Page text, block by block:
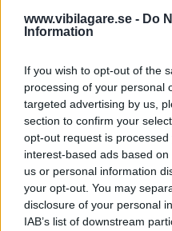
www.vibilagare.se - Do
Information
If you wish to opt-out of the
processing of your personal
targeted advertising by us,
section to confirm your
opt-out request is
interest-based ads based
us or personal information
your opt-out. You may
disclosure of your personal
IAB’s list of downstream
Plus:Framkomlighet,
Minus:Baksäte,
MISSA INTE
MITSUBISHI L200
Få vårt nyhetsbrev utan